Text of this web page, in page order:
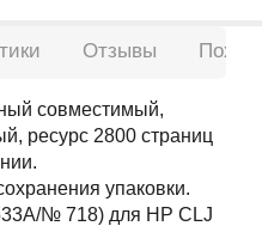
Отзывы
совместимый,
ресурс 2800 страниц
упаковки.
№ 718) для HP CLJ